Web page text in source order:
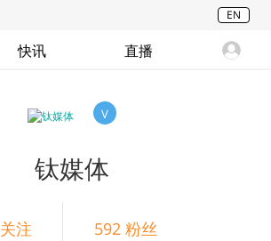
EN
快讯 直播
V
钛媒体
关注 592粉丝